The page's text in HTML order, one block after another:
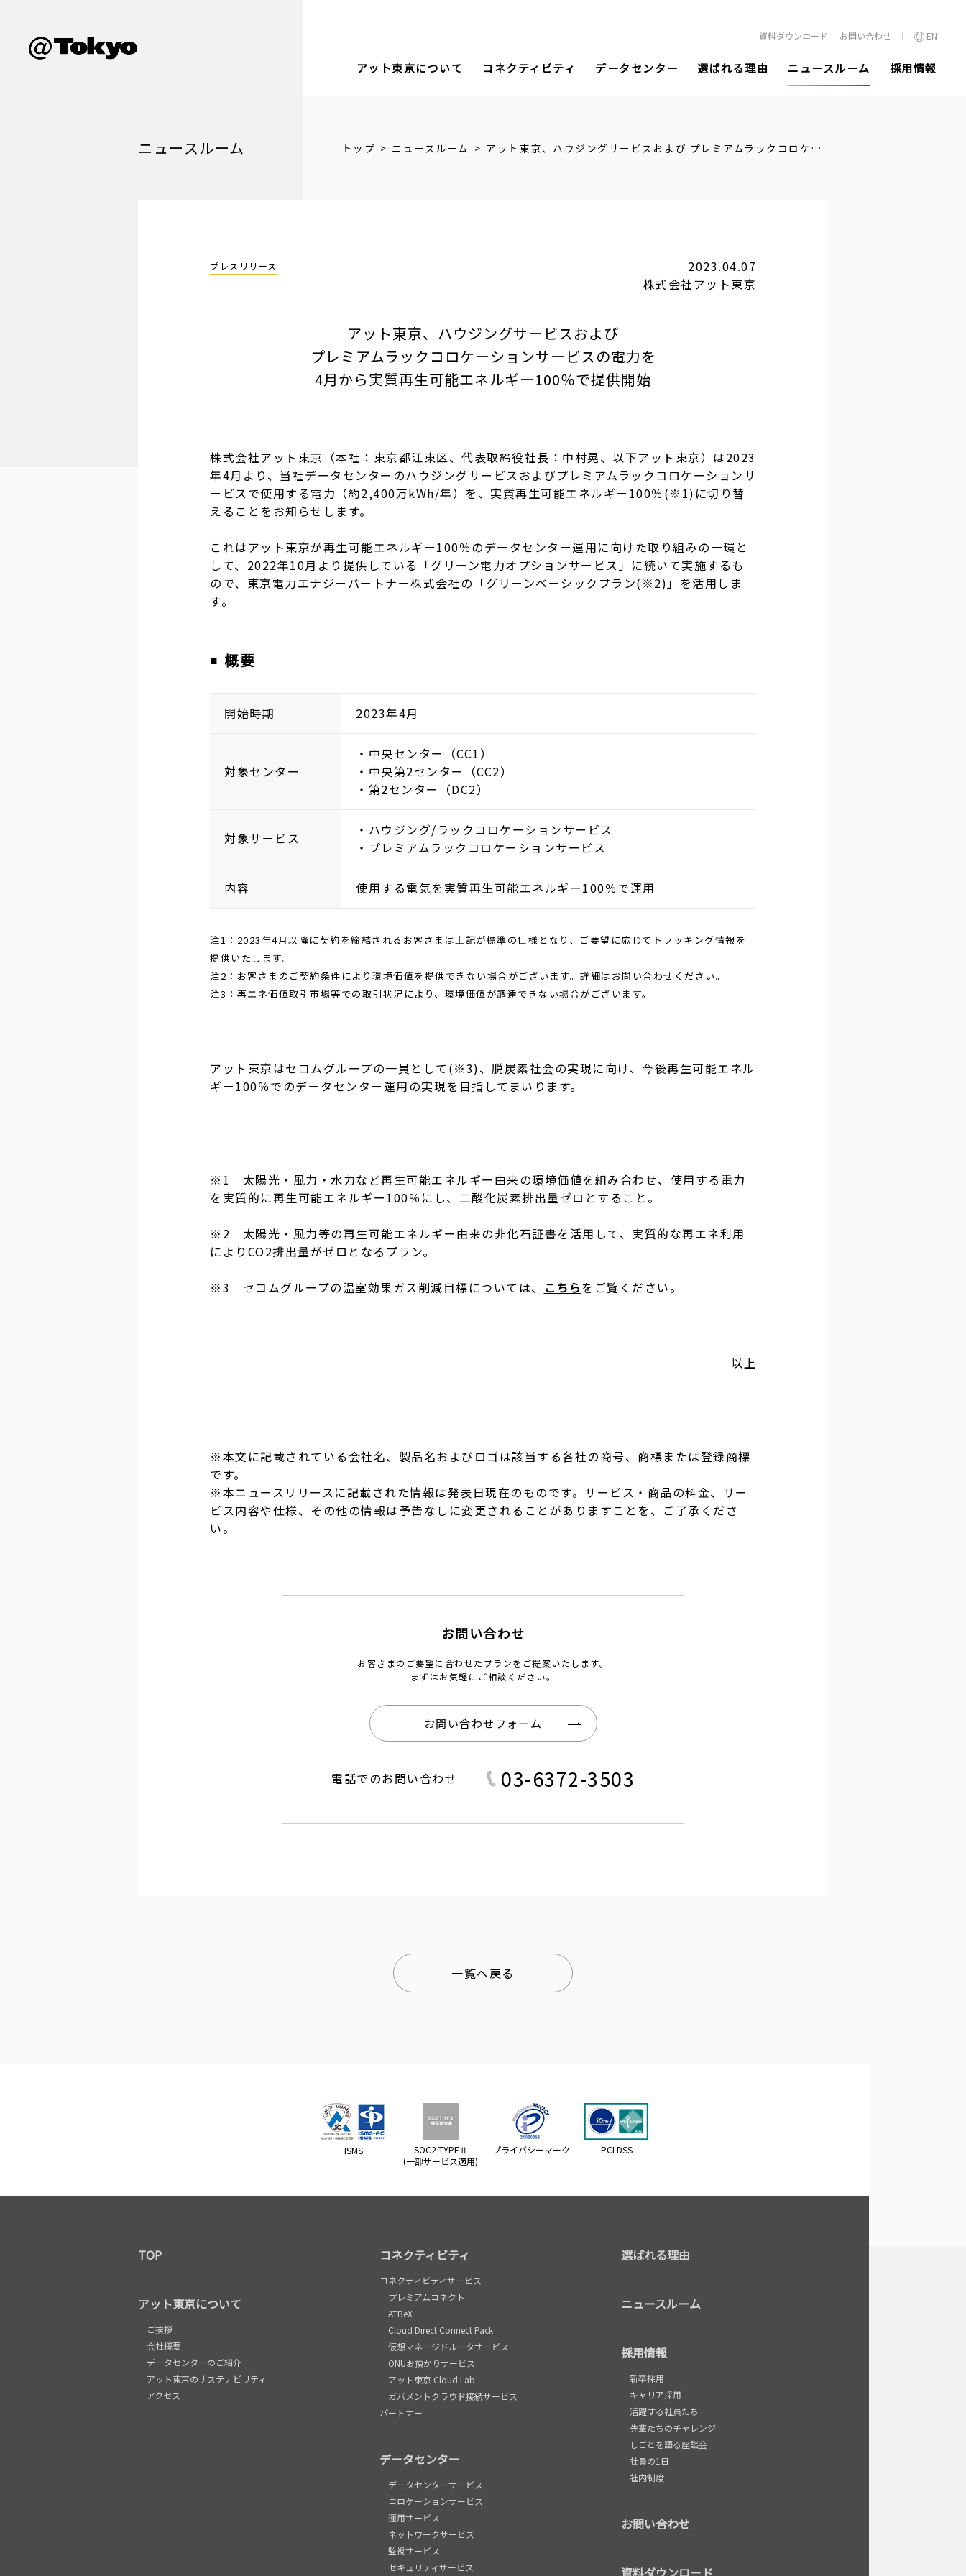
資料ダウンロード お問い合わせ EN
アット東京について コネクティビティ データセンター 選ばれる理由 ニュースルーム 採用情報
ニュースルーム トップ ニュースルーム アット東京、ハウジングサービスおよび プレミアムラックコロケーションサービスの電力を 4月から実質再生可能エネルギー100％で提供開始
プレスリリース
2023.04.07
株式会社アット東京
アット東京、ハウジングサービスおよび
プレミアムラックコロケーションサービスの電力を
4月から実質再生可能エネルギー100％で提供開始
株式会社アット東京（本社：東京都江東区、代表取締役社長：中村晃、以下アット東京）は2023
年4月より、当社データセンターのハウジングサービスおよびプレミアムラックコロケーションサ
ービスで使用する電力（約2,400万kWh/年）を、実質再生可能エネルギー100％(※1)に切り替
えることをお知らせします。
これはアット東京が再生可能エネルギー100％のデータセンター運用に向けた取り組みの一環と
して、2022年10月より提供している「グリーン電力オプションサービス」に続いて実施するも
ので、東京電力エナジーパートナー株式会社の「グリーンベーシックプラン(※2)」を活用しま
す。
概要
開始時期 2023年4月
対象センター
・中央センター（CC1）
・中央第2センター（CC2）
・第2センター（DC2）
対象サービス
・ハウジング/ラックコロケーションサービス
・プレミアムラックコロケーションサービス
内容 使用する電気を実質再生可能エネルギー100％で運用
注1：2023年4月以降に契約を締結されるお客さまは上記が標準の仕様となり、ご要望に応じてトラッキング情報を
提供いたします。
注2：お客さまのご契約条件により環境価値を提供できない場合がございます。詳細はお問い合わせください。
注3：再エネ価値取引市場等での取引状況により、環境価値が調達できない場合がございます。
アット東京はセコムグループの一員として(※3)、脱炭素社会の実現に向け、今後再生可能エネル
ギー100％でのデータセンター運用の実現を目指してまいります。
※1 太陽光・風力・水力など再生可能エネルギー由来の環境価値を組み合わせ、使用する電力
を実質的に再生可能エネルギー100％にし、二酸化炭素排出量ゼロとすること。
※2 太陽光・風力等の再生可能エネルギー由来の非化石証書を活用して、実質的な再エネ利用
によりCO2排出量がゼロとなるプラン。
※3 セコムグループの温室効果ガス削減目標については、 こちらをご覧ください。
以上
※本文に記載されている会社名、製品名およびロゴは該当する各社の商号、商標または登録商標
です。
※本ニュースリリースに記載された情報は発表日現在のものです。サービス・商品の料金、サー
ビス内容や仕様、その他の情報は予告なしに変更されることがありますことを、ご了承くださ
い。
お問い合わせ
お客さまのご要望に合わせたプランをご提案いたします。
まずはお気軽にご相談ください。
お問い合わせフォーム
電話でのお問い合わせ 03-6372-3503
一覧へ戻る
ISMS
SOC2 TYPEⅡ
(一部サービス適用)
プライバシーマーク PCI DSS
TOP
アット東京について
ご挨拶
会社概要
データセンターのご紹介
アット東京のサステナビリティ
アクセス
コネクティビティ
コネクティビティサービス
プレミアムコネクト
ATBeX
Cloud Direct Connect Pack
仮想マネージドルータサービス
ONUお預かりサービス
アット東京 Cloud Lab
ガバメントクラウド接続サービス
パートナー
データセンター
データセンターサービス
コロケーションサービス
運用サービス
ネットワークサービス
監視サービス
セキュリティサービス
選ばれる理由
ニュースルーム
採用情報
新卒採用
キャリア採用
活躍する社員たち
先輩たちのチャレンジ
しごとを語る座談会
社員の1日
社内制度
お問い合わせ
資料ダウンロード